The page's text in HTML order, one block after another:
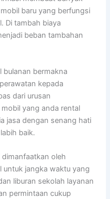
baru yang berfungsi
Di tambah biaya
beban tambahan
bulanan bermakna
kepada
dari urusan
yang anda rental
jasa dengan senang hati
baik.
dimanfaatkan oleh
untuk jangka waktu yang
liburan sekolah layanan
permintaan cukup